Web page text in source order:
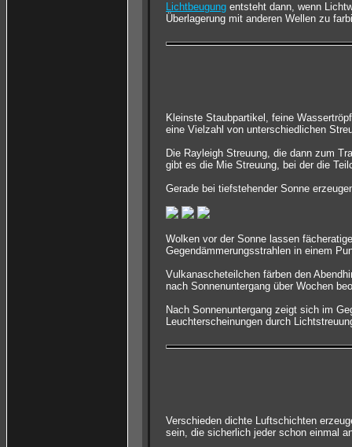
Lichtbeugung entsteht dann, wenn
Überlagerung mit anderen Wellen zu
Kleinste Staubpartikel, feine
eine Vielzahl von unterschiedlichen
Die Rayleigh Streuung, die dann zum
gibt es die Mie Streuung, bei der die
Gerade bei tiefstehender Sonne
Wolken vor der Sonne lassen
Gegendämmerungsstrahlen in einem
Vulkanascheteilchen färben den
nach Sonnenuntergang über Wochen
Nach Sonnenuntergang zeigt sich im
Leuchterscheinungen durch
Verschieden dichte Luftschichten
sein, die sicherlich jeder schon einmal